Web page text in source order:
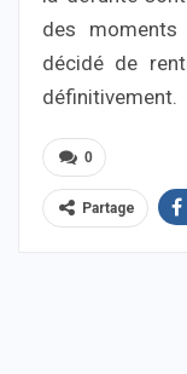
des
décidé de
définitivement.
0
Partage